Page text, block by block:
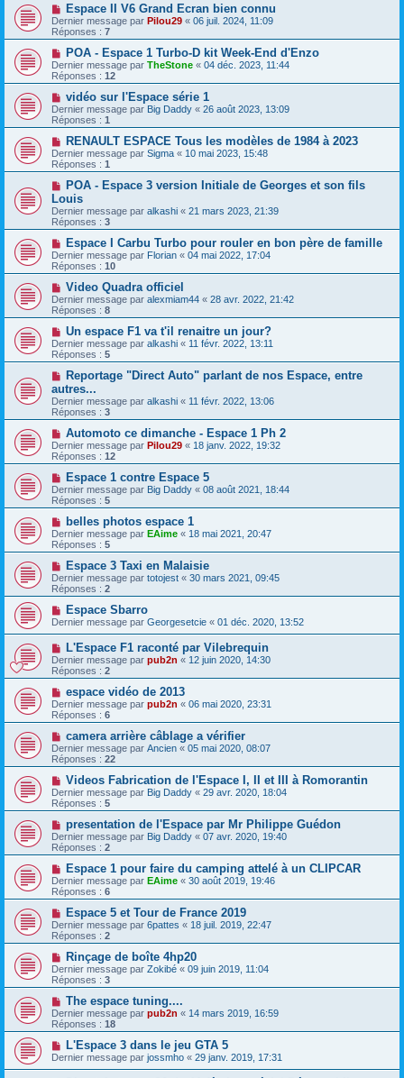
Espace II V6 Grand Ecran bien connu
Dernier message par Pilou29 « 06 juil. 2024, 11:09
Réponses : 7
POA - Espace 1 Turbo-D kit Week-End d'Enzo
Dernier message par TheStone « 04 déc. 2023, 11:44
Réponses : 12
vidéo sur l'Espace série 1
Dernier message par Big Daddy « 26 août 2023, 13:09
Réponses : 1
RENAULT ESPACE Tous les modèles de 1984 à 2023
Dernier message par Sigma « 10 mai 2023, 15:48
Réponses : 1
POA - Espace 3 version Initiale de Georges et son fils
Louis
Dernier message par alkashi « 21 mars 2023, 21:39
Réponses : 3
Espace I Carbu Turbo pour rouler en bon père de famille
Dernier message par Florian « 04 mai 2022, 17:04
Réponses : 10
Video Quadra officiel
Dernier message par alexmiam44 « 28 avr. 2022, 21:42
Réponses : 8
Un espace F1 va t'il renaitre un jour?
Dernier message par alkashi « 11 févr. 2022, 13:11
Réponses : 5
Reportage "Direct Auto" parlant de nos Espace, entre
autres...
Dernier message par alkashi « 11 févr. 2022, 13:06
Réponses : 3
Automoto ce dimanche - Espace 1 Ph 2
Dernier message par Pilou29 « 18 janv. 2022, 19:32
Réponses : 12
Espace 1 contre Espace 5
Dernier message par Big Daddy « 08 août 2021, 18:44
Réponses : 5
belles photos espace 1
Dernier message par EAime « 18 mai 2021, 20:47
Réponses : 5
Espace 3 Taxi en Malaisie
Dernier message par totojest « 30 mars 2021, 09:45
Réponses : 2
Espace Sbarro
Dernier message par Georgesetcie « 01 déc. 2020, 13:52
L'Espace F1 raconté par Vilebrequin
Dernier message par pub2n « 12 juin 2020, 14:30
Réponses : 2
espace vidéo de 2013
Dernier message par pub2n « 06 mai 2020, 23:31
Réponses : 6
camera arrière câblage a vérifier
Dernier message par Ancien « 05 mai 2020, 08:07
Réponses : 22
Videos Fabrication de l'Espace I, II et III à Romorantin
Dernier message par Big Daddy « 29 avr. 2020, 18:04
Réponses : 5
presentation de l'Espace par Mr Philippe Guédon
Dernier message par Big Daddy « 07 avr. 2020, 19:40
Réponses : 2
Espace 1 pour faire du camping attelé à un CLIPCAR
Dernier message par EAime « 30 août 2019, 19:46
Réponses : 6
Espace 5 et Tour de France 2019
Dernier message par 6pattes « 18 juil. 2019, 22:47
Réponses : 2
Rinçage de boîte 4hp20
Dernier message par Zokibé « 09 juin 2019, 11:04
Réponses : 3
The espace tuning....
Dernier message par pub2n « 14 mars 2019, 16:59
Réponses : 18
L'Espace 3 dans le jeu GTA 5
Dernier message par jossmho « 29 janv. 2019, 17:31